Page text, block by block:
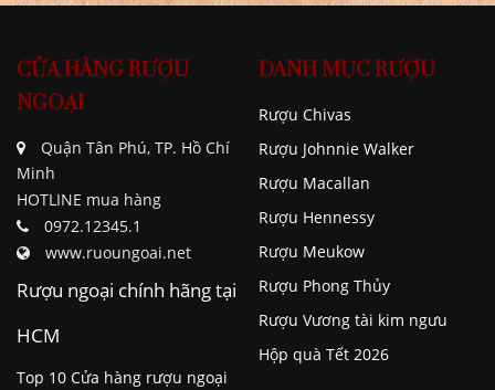
CỬA HÀNG RƯỢU
NGOẠI
Quận Tân Phú, TP. Hồ Chí
Minh
HOTLINE mua hàng
0972.12345.1
www.ruoungoai.net
Rượu ngoại chính hãng tại
HCM
Top 10 Cửa hàng rượu ngoại
DANH MỤC RƯỢU
Rượu Chivas
Rượu Johnnie Walker
Rượu Macallan
Rượu Hennessy
Rượu Meukow
Rượu Phong Thủy
Rượu Vương tài kim ngưu
Hộp quà Tết 2026